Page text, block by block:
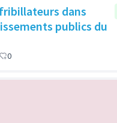
dans
publics du
0